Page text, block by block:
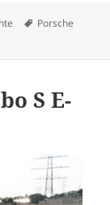
Schlagwörter
Porsche
S E-